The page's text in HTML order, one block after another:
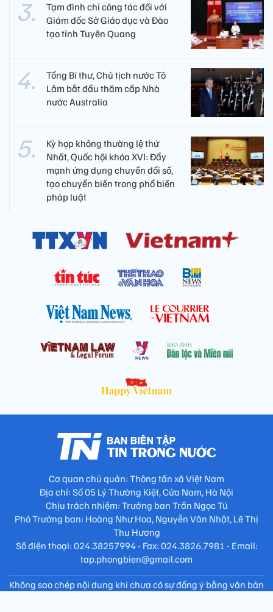
Tạm đình chỉ công tác đối với
Giám đốc Sở Giáo dục và Đào
tạo tỉnh Tuyên Quang
Tổng Bí thư, Chủ tịch nước Tô
Lâm bắt đầu thăm cấp Nhà
nước Australia
Kỳ họp không thường lệ thứ
Nhất, Quốc hội khóa XVI: Đẩy
mạnh ứng dụng chuyển đổi số,
tạo chuyển biến trong phổ biến
pháp luật
Cơ quan chủ quản: Thông tấn xã Việt Nam
Địa chỉ: Số 05 Lý Thường Kiệt, Cửa Nam, Hà Nội
Chịu trách nhiệm: Trưởng ban Trần Ngọc Tú
Phó Trưởng ban: Hoàng Như Hoa, Nguyễn Văn Nhật, Lê Thị
Thu Hương
Số điện thoại: 024.38257994 - Fax: 024.3826.7981 - Email:
tap.phongbien@gmail.com
Không sao chép nội dung khi chưa có sự đồng ý bằng văn bản